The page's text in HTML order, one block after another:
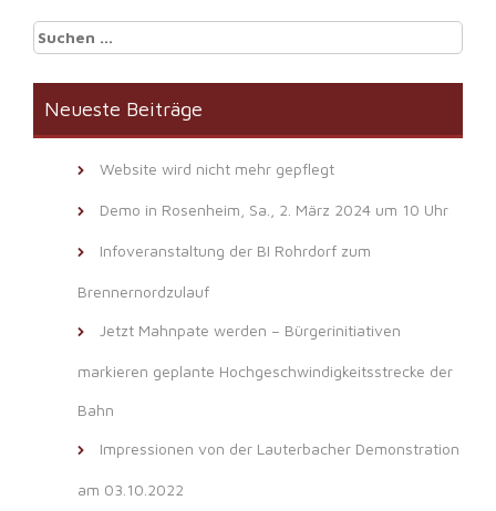
Suchen
nach:
Neueste Beiträge
Website wird nicht mehr gepflegt
Demo in Rosenheim, Sa., 2. März 2024 um 10 Uhr
Infoveranstaltung der BI Rohrdorf zum
Brennernordzulauf
Jetzt Mahnpate werden – Bürgerinitiativen
markieren geplante Hochgeschwindigkeitsstrecke der
Bahn
Impressionen von der Lauterbacher Demonstration
am 03.10.2022